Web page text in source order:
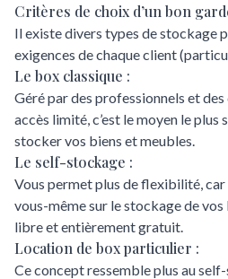
Critères de choix d’un bon
Il existe divers types de stockage
exigences de chaque client
Le box classique :
Géré par des professionnels et des
accès limité, c’est le moyen le plus
stocker vos biens et meubles.
Le self-stockage :
Vous permet plus de flexibilité,
vous-même sur le stockage de vos
libre et entièrement gratuit.
Location de box particulier :
Ce concept ressemble plus au